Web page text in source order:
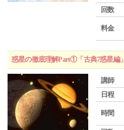
回数
料金
惑星の徹底理解Part①「古典7惑星編」
講師
日程
時間